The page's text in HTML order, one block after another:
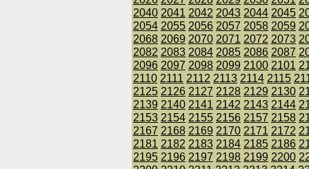
2040 2041 2042 2043 2044 2045
2054 2055 2056 2057 2058 2059
2068 2069 2070 2071 2072 2073
2082 2083 2084 2085 2086 2087
2096 2097 2098 2099 2100 2101
2110 2111 2112 2113 2114 2115
2125 2126 2127 2128 2129 2130
2139 2140 2141 2142 2143 2144
2153 2154 2155 2156 2157 2158
2167 2168 2169 2170 2171 2172
2181 2182 2183 2184 2185 2186
2195 2196 2197 2198 2199 2200